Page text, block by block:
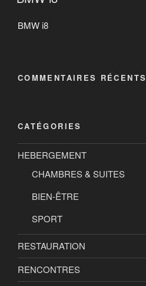
BMW i8
COMMENTAIRES RÉCENTS
CATÉGORIES
HEBERGEMENT
CHAMBRES & SUITES
BIEN-ÊTRE
SPORT
RESTAURATION
RENCONTRES